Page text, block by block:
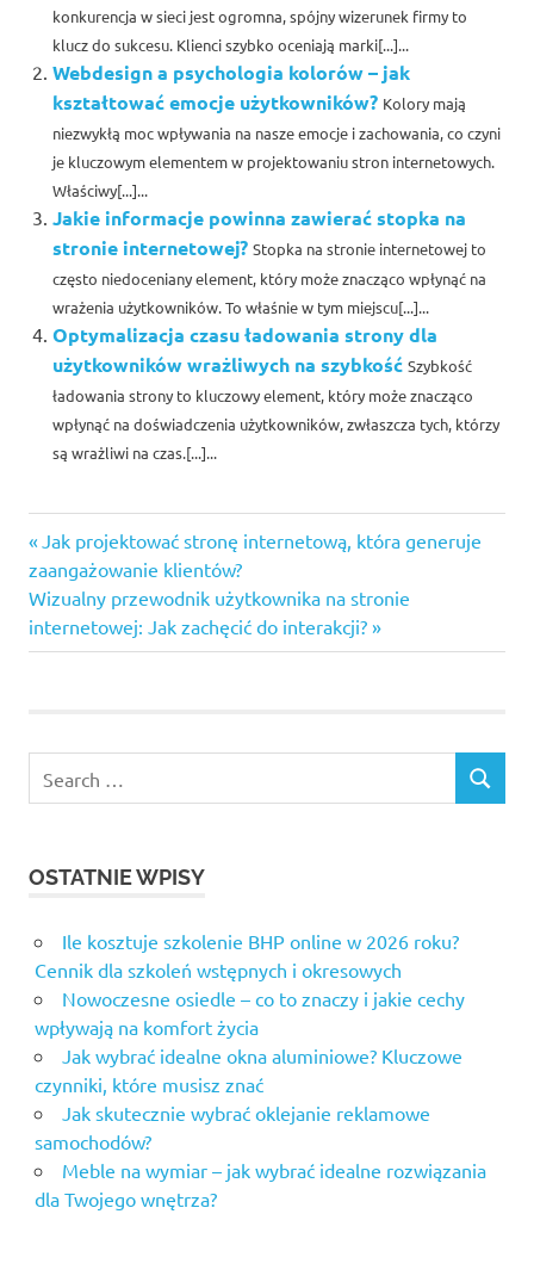
konkurencja w sieci jest ogromna, spójny wizerunek firmy to
klucz do sukcesu. Klienci szybko oceniają marki[...]...
Webdesign a psychologia kolorów – jak
kształtować emocje użytkowników? Kolory mają
niezwykłą moc wpływania na nasze emocje i zachowania, co czyni
je kluczowym elementem w projektowaniu stron internetowych.
Właściwy[...]...
Jakie informacje powinna zawierać stopka na
stronie internetowej? Stopka na stronie internetowej to
często niedoceniany element, który może znacząco wpłynąć na
wrażenia użytkowników. To właśnie w tym miejscu[...]...
Optymalizacja czasu ładowania strony dla
użytkowników wrażliwych na szybkość Szybkość
ładowania strony to kluczowy element, który może znacząco
wpłynąć na doświadczenia użytkowników, zwłaszcza tych, którzy
są wrażliwi na czas.[...]...
Nawigacja
wpisu
Previous
Post:
Jak projektować stronę internetową, która generuje
zaangażowanie klientów?
Next
Post:
Wizualny przewodnik użytkownika na stronie
internetowej: Jak zachęcić do interakcji?
for:
SEARCH
OSTATNIE WPISY
Ile kosztuje szkolenie BHP online w 2026 roku?
Cennik dla szkoleń wstępnych i okresowych
Nowoczesne osiedle – co to znaczy i jakie cechy
wpływają na komfort życia
Jak wybrać idealne okna aluminiowe? Kluczowe
czynniki, które musisz znać
Jak skutecznie wybrać oklejanie reklamowe
samochodów?
Meble na wymiar – jak wybrać idealne rozwiązania
dla Twojego wnętrza?